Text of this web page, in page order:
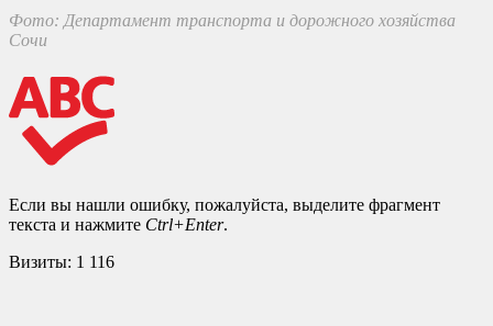
Фото: Департамент транспорта и дорожного хозяйства
Сочи
Если вы нашли ошибку, пожалуйста, выделите фрагмент
текста и нажмите Ctrl+Enter.
Визиты: 1 116